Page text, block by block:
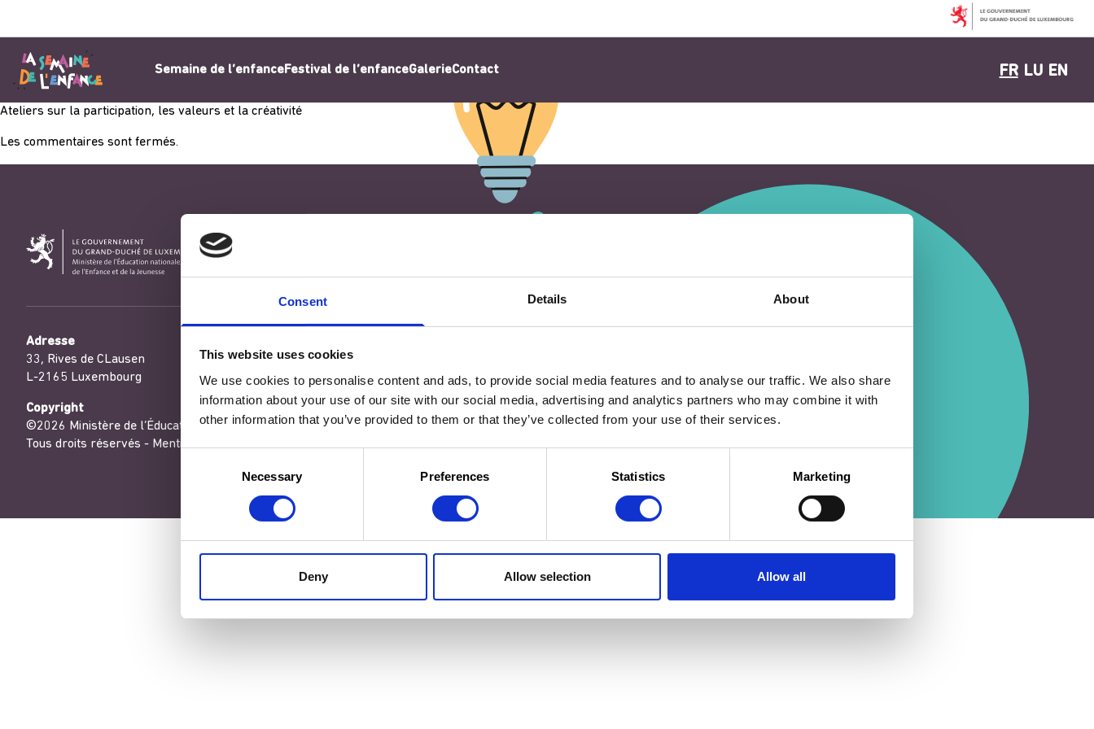
Consent Details About
This website uses cookies
We use cookies to personalise content and ads, to provide social media features and to analyse our traffic. We also share
information about your use of our site with our social media, advertising and analytics partners who may combine it with
other information that you’ve provided to them or that they’ve collected from your use of their services.
Necessary Preferences Statistics Marketing
Deny Allow selection Allow all
Semaine de l’enfanceFestival de l’enfanceGalerieContact FR LU EN
Ateliers sur la participation, les valeurs et la créativité
Les commentaires sont fermés.
Adresse
33, Rives de CLausen
L-2165 Luxembourg
Copyright
©2026 Ministère de l’Éducation nationale, de l’Enfance et de la Jeunesse
Tous droits réservés - Mentions légales